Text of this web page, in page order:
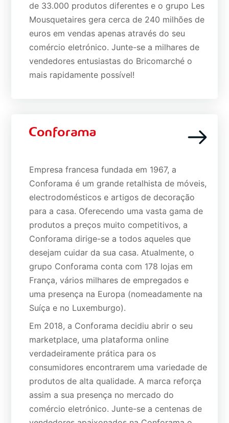
de 33.000 produtos diferentes e o grupo Les
Mousquetaires gera cerca de 240 milhões de
euros em vendas apenas através do seu
comércio eletrónico. Junte-se a milhares de
vendedores entusiastas do Bricomarché o
mais rapidamente possível!
Empresa francesa fundada em 1967, a
Conforama é um grande retalhista de móveis,
electrodomésticos e artigos de decoração
para a casa. Oferecendo uma vasta gama de
produtos a preços muito competitivos, a
Conforama dirige-se a todos aqueles que
desejam cuidar da sua casa. Atualmente, o
grupo Conforama conta com 178 lojas em
França, vários milhares de empregados e
uma presença na Europa (nomeadamente na
Suíça e no Luxemburgo).
Em 2018, a Conforama decidiu abrir o seu
marketplace, uma plataforma online
verdadeiramente prática para os
consumidores encontrarem uma variedade de
produtos de alta qualidade. A marca reforça
assim a sua presença no mercado do
comércio eletrónico. Junte-se a centenas de